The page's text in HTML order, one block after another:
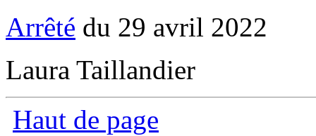
Arrêté du 29 avril 2022
Laura Taillandier
Haut de page